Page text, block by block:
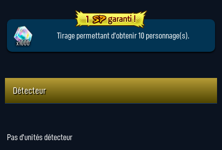
x1000
Tirage permettant d'obtenir 10 personnage(s).
Détecteur
Pas d'unités détecteur